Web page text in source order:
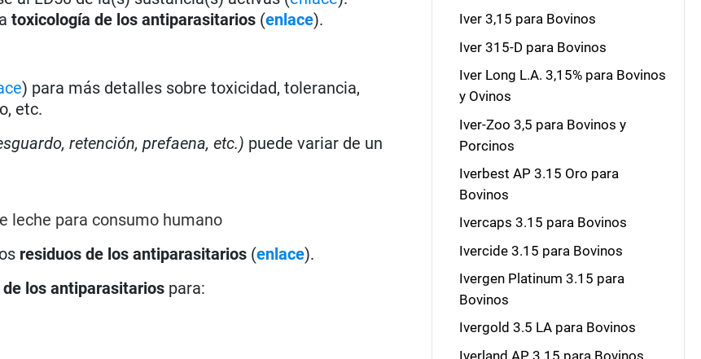
toxicología de los antiparasitarios (enlace).
) para más detalles sobre toxicidad, tolerancia,
etc.
retención, prefaena, etc.) puede variar de un
leche para consumo humano
residuos de los antiparasitarios (enlace).
de los antiparasitarios para:
Iver 3,15 para Bovinos
Iver 315-D para Bovinos
Iver Long L.A. 3,15% para Bovinos
y Ovinos
Iver-Zoo 3,5 para Bovinos y
Porcinos
Iverbest AP 3.15 Oro para
Bovinos
Ivercaps 3.15 para Bovinos
Ivercide 3.15 para Bovinos
Ivergen Platinum 3.15 para
Bovinos
Ivergold 3.5 LA para Bovinos
Iverland AP 3.15 para Bovinos